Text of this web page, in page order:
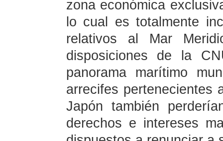
zona económica
lo cual es totalmente
relativos al Mar
disposiciones de la
panorama marítimo
arrecifes pertenecientes
Japón también
derechos e intereses